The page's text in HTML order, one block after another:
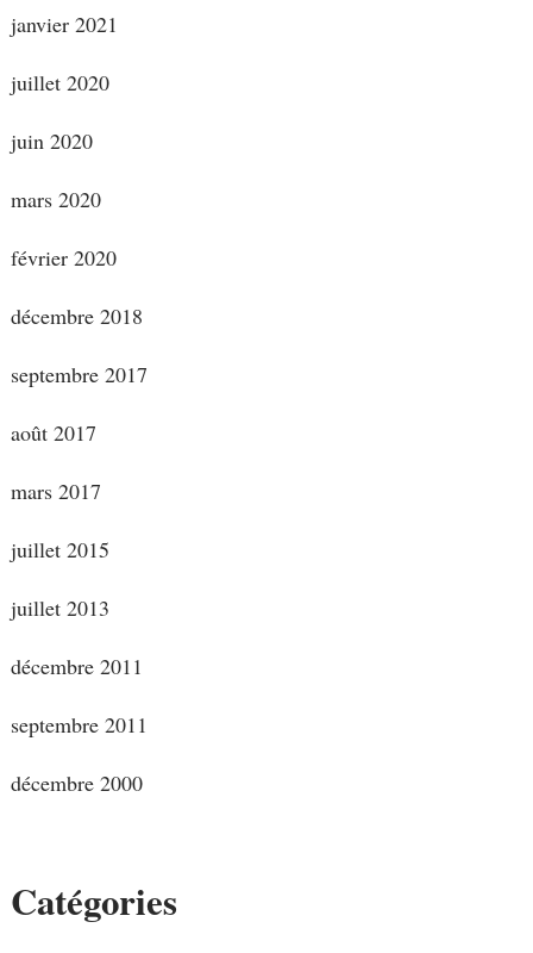
janvier 2021
juillet 2020
juin 2020
mars 2020
février 2020
décembre 2018
septembre 2017
août 2017
mars 2017
juillet 2015
juillet 2013
décembre 2011
septembre 2011
décembre 2000
Catégories